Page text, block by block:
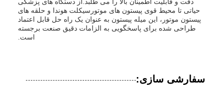
حیاتی تا محیط قوی پیستون های موتورسیکلت هوندا و حلقه های
پیستون موتور، این میله پیستون به عنوان یک راه حل قابل اعتماد
طراحی شده برای پاسخگویی به الزامات دقیق صنعت برجسته
است.
سفارشی سازی: